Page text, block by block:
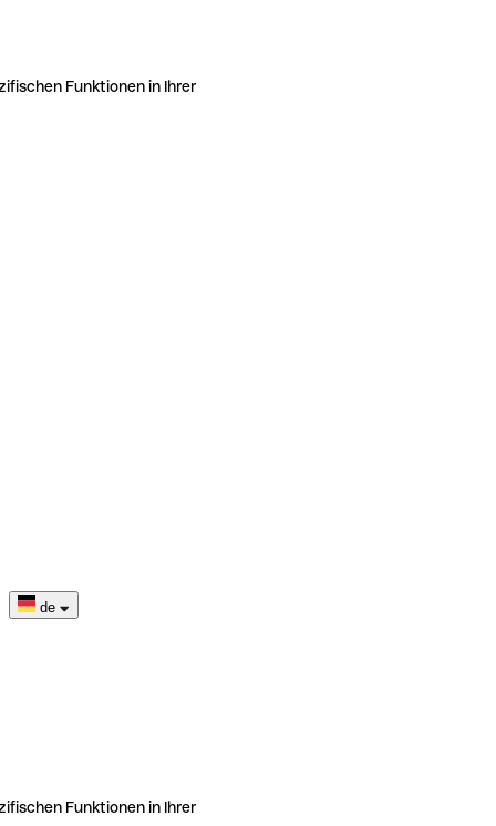
Funktionen in Ihrer
de
Funktionen in Ihrer